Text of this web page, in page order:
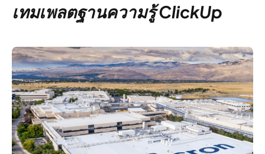
เทมเพลตฐานความรู้ ClickUp